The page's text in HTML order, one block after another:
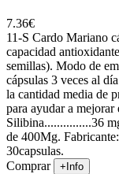
7.36€
11-S Cardo Mariano
capacidad
semillas). Modo de
cápsulas 3 veces al
la cantidad media de
para ayudar a mejorar
Silibina...............36
de 400Mg.
30capsulas.
Comprar
+Info